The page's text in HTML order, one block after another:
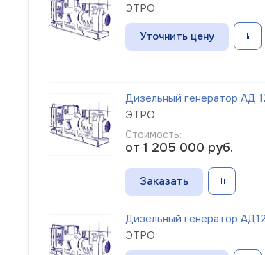
ЭТРО
Уточнить цену
Дизельный генератор АД
ЭТРО
Стоимость:
от 1 205 000 руб.
Заказать
Дизельный генератор
ЭТРО